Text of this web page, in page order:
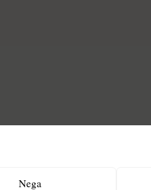
Nega